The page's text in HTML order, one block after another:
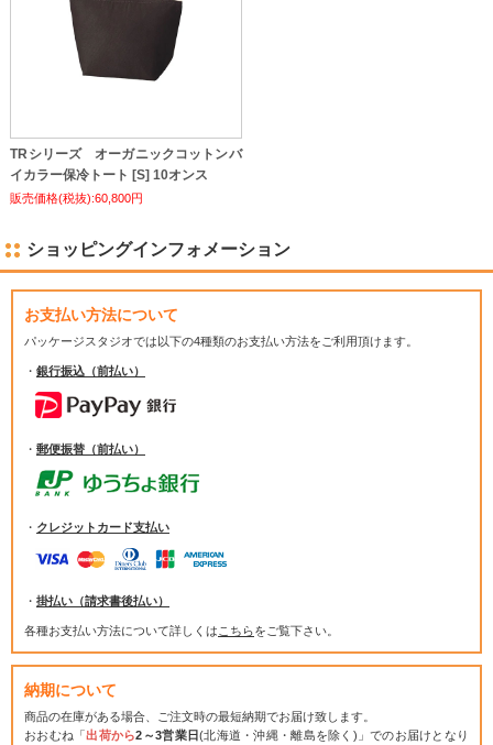
TRシリーズ オーガニックコットンバ
イカラー保冷トート [S] 10オンス
販売価格(税抜):60,800円
ショッピングインフォメーション
お支払い方法について
パッケージスタジオでは以下の4種類のお支払い方法をご利用頂けます。
・ 銀行振込（前払い）
・ 郵便振替（前払い）
・ クレジットカード支払い
・ 掛払い（請求書後払い）
各種お支払い方法について詳しくは こちらをご覧下さい。
納期について
商品の在庫がある場合、ご注文時の最短納期でお届け致します。
おおむね「出荷から2～3営業日(北海道・沖縄・離島を除く)」でのお届けとなり